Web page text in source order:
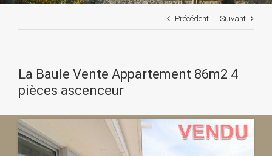
Précédent Suivant
La Baule Vente Appartement 86m2 4
pièces ascenceur